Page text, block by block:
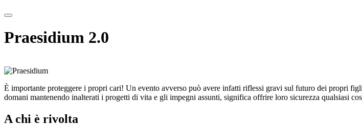
Praesidium 2.0
È importante proteggere i propri cari! Un evento avverso può avere infatti riflessi gravi sul futuro dei propri
domani mantenendo inalterati i progetti di vita e gli impegni assunti, significa offrire loro sicurezza qualsiasi
A chi è rivolta